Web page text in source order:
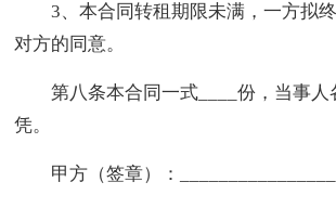
3、本合同转租期限未满，一方拟终
对方的同意。
第八条本合同一式____份，当事人
凭。
甲方（签章）：________________